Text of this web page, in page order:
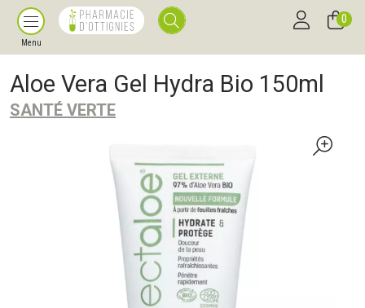
Menu
0
Aloe Vera Gel Hydra Bio 150ml
SANTÉ VERTE